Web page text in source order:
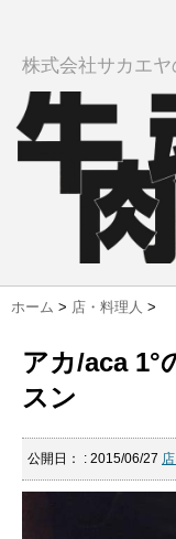
株式会社サカエ
ホーム > 店・料理人 >
アカ/aca 1°
スン
公開日： : 2015/06/27